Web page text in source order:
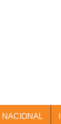
NACIONAL